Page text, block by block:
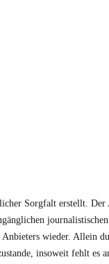
Sorgfalt erstellt.
wieder. Allein
insoweit fehlt es